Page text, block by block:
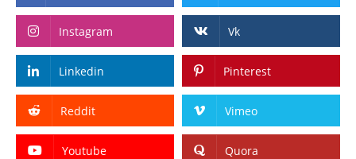
Instagram Vk
Linkedin Pinterest
Reddit Vimeo
Youtube Quora